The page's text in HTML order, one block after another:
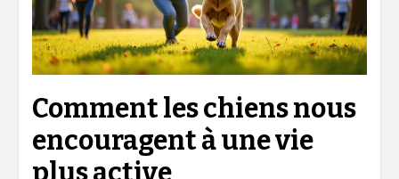
Comment les chiens nous
encouragent à une vie